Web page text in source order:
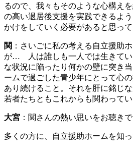
るので、我々もそのような心構え
の高い退居後支援を実践できるよ
かけをしていく必要があると思って
関 ：さいごに私の考える自立援助
が… 人は誰しも一人では生きてい
な状況に陥ったり何かの壁に突き
ームで過ごした青少年にとって心
あり続けること。それを肝に銘じ
若者たちともこれからも関わってい
大宮 ：関さんの熱い思いをお聴き
多くの方に、自立援助ホームを知